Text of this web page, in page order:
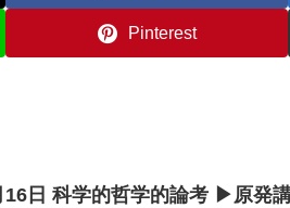
Pinterest
16日 科学的哲学的論考 ▶原発